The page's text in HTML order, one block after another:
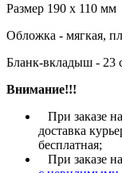
Размер 190 х 110 мм
Обложка - мягкая,
Бланк-вкладыш - 23
Внимание!!!
При заказе
доставка
бесплатная;
При заказе